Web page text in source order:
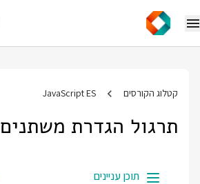
קטלוג הקורסים JavaScript ES
תרגול הגדרת משתנים
תוכן עניינים